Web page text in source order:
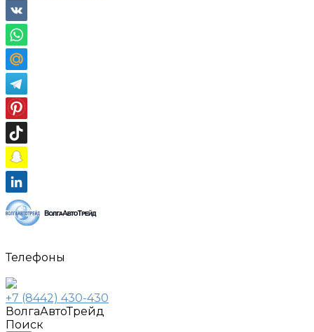
Телефоны
+7 (8442) 430-430
ВолгаАвтоТрейд
Поиск